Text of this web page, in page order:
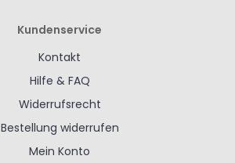
Kundenservice
Kontakt
Hilfe & FAQ
Widerrufsrecht
Bestellung widerrufen
Mein Konto